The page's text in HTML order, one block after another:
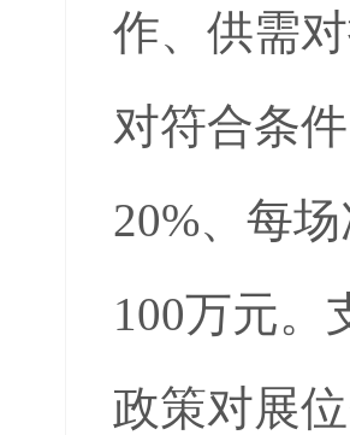
作、供需
对符合条
20%、每
100万元。
政策对展